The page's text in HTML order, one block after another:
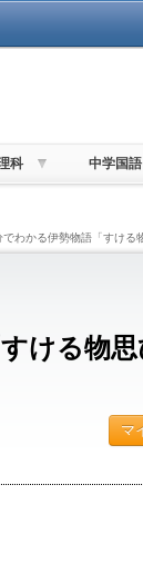
科 中学国語
でわかる伊勢物語「すける
ける物思
マ